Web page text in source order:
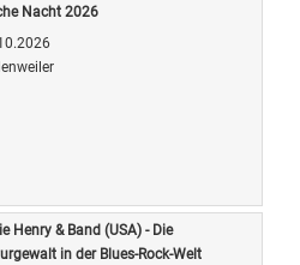
Nacht 2026
Henry & Band (USA) - Die
in der Blues-Rock-Welt